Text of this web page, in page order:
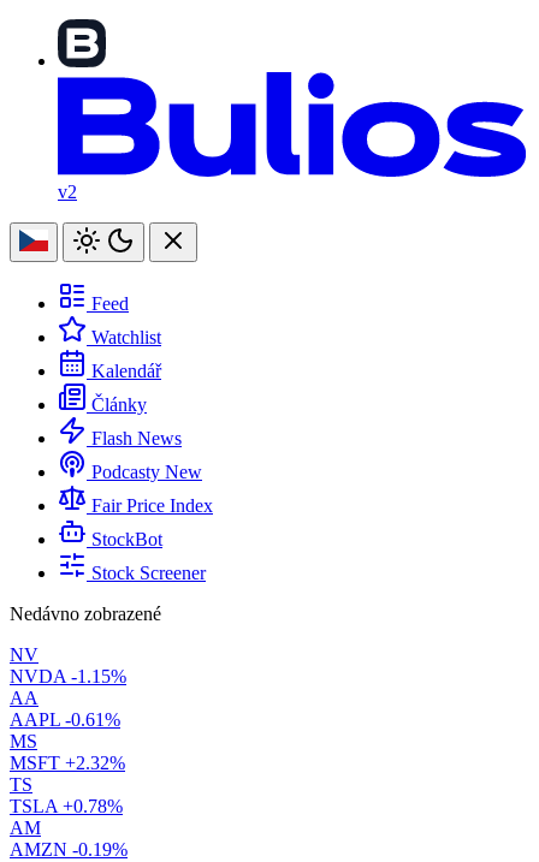
v2
Feed
Watchlist
Kalendář
Články
Flash News
Podcasty New
Fair Price Index
StockBot
Stock Screener
Nedávno zobrazené
NV
NVDA -1.15%
AA
AAPL -0.61%
MS
MSFT +2.32%
TS
TSLA +0.78%
AM
AMZN -0.19%